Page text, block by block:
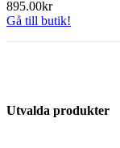
895.00kr
Gå till butik!
Utvalda produkter